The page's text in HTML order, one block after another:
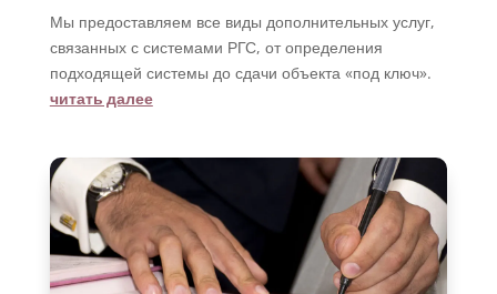
Мы предоставляем все виды дополнительных услуг,
связанных с системами РГС, от определения
подходящей системы до сдачи объекта «под ключ».
читать далее